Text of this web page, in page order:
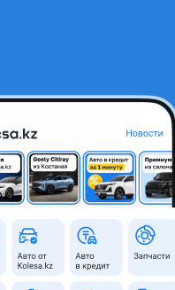
топливный